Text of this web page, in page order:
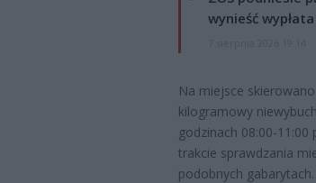
wynieść
Na miejsce
kilogramowy
godzinach 08:00-
trakcie sprawdzania
podobnych